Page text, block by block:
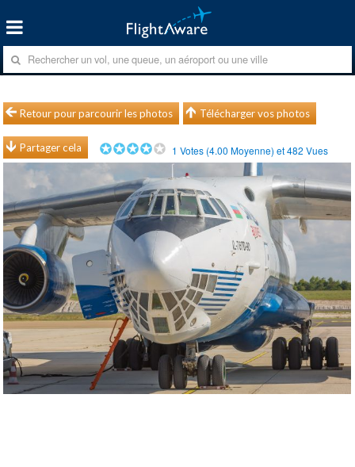
Retour pour parcourir les photos Télécharger vos photos
Partager cela 1 Votes (4.00 Moyenne) et482 Vues